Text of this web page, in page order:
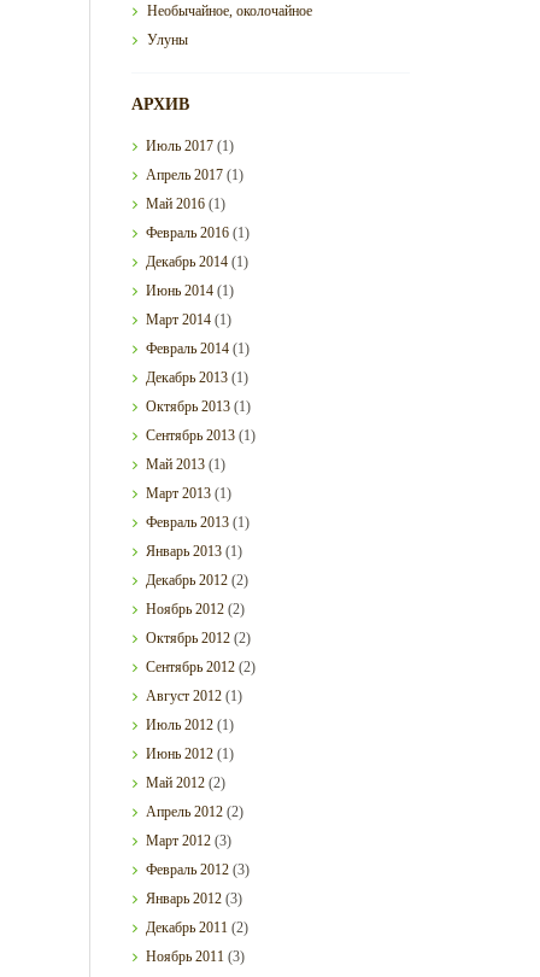
Необычайное, околочайное
Улуны
АРХИВ
Июль2017 (1)
Апрель2017 (1)
Май2016 (1)
Февраль2016 (1)
Декабрь2014 (1)
Июнь2014 (1)
Март2014 (1)
Февраль2014 (1)
Декабрь2013 (1)
Октябрь2013 (1)
Сентябрь2013 (1)
Май2013 (1)
Март2013 (1)
Февраль2013 (1)
Январь2013 (1)
Декабрь2012 (2)
Ноябрь2012 (2)
Октябрь2012 (2)
Сентябрь2012 (2)
Август2012 (1)
Июль2012 (1)
Июнь2012 (1)
Май2012 (2)
Апрель2012 (2)
Март2012 (3)
Февраль2012 (3)
Январь2012 (3)
Декабрь2011 (2)
Ноябрь2011 (3)